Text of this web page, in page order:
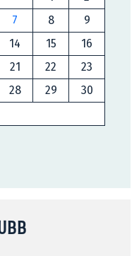
7 8
9
14 15
16
21 22
23
28 29
30